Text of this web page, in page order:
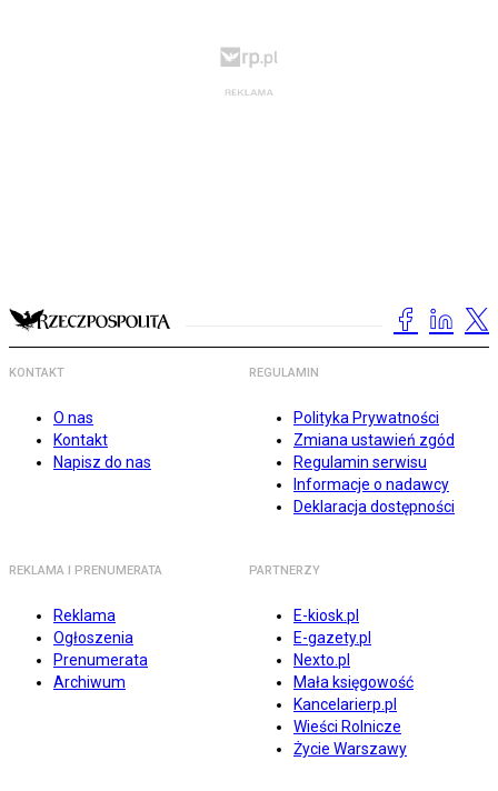
KONTAKT
O nas
Kontakt
Napisz do nas
REGULAMIN
Polityka Prywatności
Zmiana ustawień zgód
Regulamin serwisu
Informacje o nadawcy
Deklaracja dostępności
REKLAMA I PRENUMERATA
Reklama
Ogłoszenia
Prenumerata
Archiwum
PARTNERZY
E-kiosk.pl
E-gazety.pl
Nexto.pl
Mała księgowość
Kancelarierp.pl
Wieści Rolnicze
Życie Warszawy